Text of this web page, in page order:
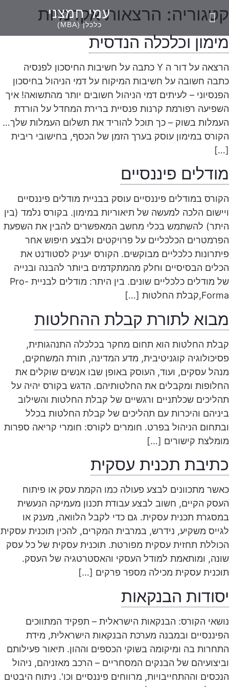
עמי חמצני
כלכלן (MBA) קטגוריה: הרצאות אקדמיות
מימון וכלכלה הנדסית
הרצאה על דור ה Y כתבה על חשיבות החיסכון לפנסיה
כתבה חשובה על חשיבות המיקוח על דמי הניהול בחיסכון
הפנסיוני – לעיתים דמי הניהול חשובים יותר מהתשואה! איך
השפיעה רפורמת קרנות פנסיית ברירת המחדל על הורדת
העמלות בשוק – כך תוכל להוריד את תשלום העמלות שלך…
הקורס במימון עוסק בערך הזמן של הכסף, בחישובי ריבית
[…]
מודלים פיננסיים
הקורס במודלים פיננסיים עוסק בבניית מודלים פיננסיים
ויישום הלכה למעשה של תיאוריות במימון. בקורס נלמד (בין
היתר) להשתמש בכלי מחשב המאפשרים להבין את השפעת
הפרמטרים הכלכליים על פרויקטים ולבצע חיפוש אחר
פיתרונות כלכליים מבוקשים. הקורס יעניק לסטודנט את
הכלים הבסיסיים וחלק מהמתקדמים ביותר להבנה ובנייה
של מודלים כלכליים שונים. בין היתר: מודלים לבניית Pro-
Forma,קבלת החלטות […]
מבוא לתורת קבלת ההחלטות
קבלת החלטות הוא תחום מחקר בכלכלה התנהגותית,
פסיכולוגיה קוגניטיבית, מדע המדינה, תורת המשחקים,
מנהל עסקים, ועוד, העוסק באופן שבו אנשים שוקלים את
החלופות ומקבלים את החלטותיהם. הדגש בקורס יהיה על
תהליכים שכלתניים ורגשיים של קבלת החלטות והשילוב
ביניהם והיכרות עם תהליכים של קבלת החלטות בכלל
ובתחום הניהול בפרט. חומרים לקורס: חומרי קריאה ספרות
מומלצת קישורים […]
כתיבת תכנית עסקית
כאשר מתכוונים לבצע פעולה כמו הקמת עסק או פיתוח
העסק הקיים, חשוב לבצע עבודת תכנון מעמיקה הנעשית
במסגרת תכנית עסקית. גם כדי לקבל הלוואה, מענק או
לגייס משקיע, נידרש, במרבית המקרים, להכין תוכנית עסקית
הכוללת תחזית עסקית מפורטת. תוכנית עסקית של כל עסק
שונה, ומותאמת למודל העסקי והאסטרטגיה של העסק.
תוכנית עסקית מכילה מספר פרקים […]
יסודות הבנקאות
נושאי הקורס: הבנקאות הישראלית – תפקיד המתווכים
הפיננסיים ובמבנה מערכת הבנקאות הישראלית, מידת
התחרות בה ומיקומה בשוקי הכספים וההון. תיאור פעילותם
וביצועיהם של הבנקים המסחריים – הרכב מאזניהם, ניהול
הנכסים וההתחייבויות, מרווחים פיננסיים וכו'. ניתוח היבטים